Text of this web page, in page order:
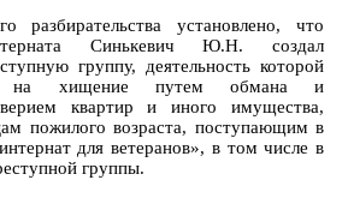
разбирательства установлено, что
Синькевич Ю.Н. создал
группу, деятельность которой
на хищение путем обмана и
квартир и иного имущества,
пожилого возраста, поступающим в
для ветеранов», в том числе в
группы.